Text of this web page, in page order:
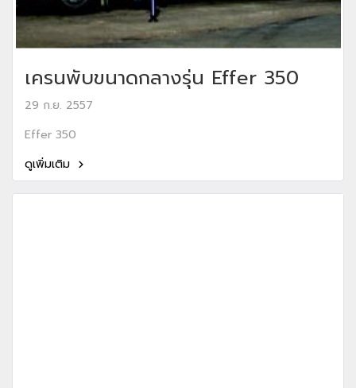
เครนพับขนาดกลางรุ่น Effer 350
29 ก.ย. 2557
Effer 350
ดูเพิ่มเติม